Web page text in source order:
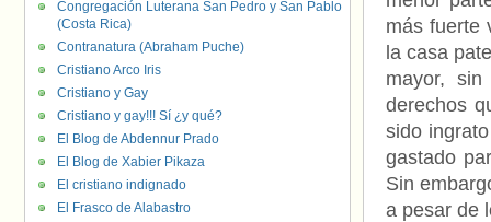
más fuerte
la casa
mayor,
derechos
sido
gastado
Sin
a pesar de
Congregación Luterana San Pedro y San Pablo
(Costa Rica)
Contranatura (Abraham Puche)
Cristiano Arco Iris
Cristiano y Gay
Cristiano y gay!!! Sí ¿y qué?
El Blog de Abdennur Prado
El Blog de Xabier Pikaza
El cristiano indignado
El Frasco de Alabastro